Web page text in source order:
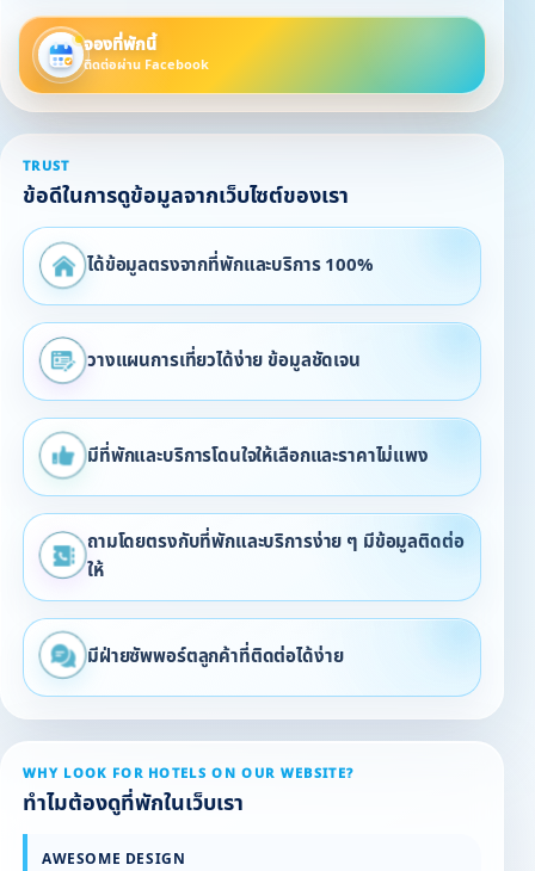
จองที่พักนี้
ติดต่อผ่าน Facebook
TRUST
ข้อดีในการดูข้อมูลจากเว็บไซต์ของเรา
ได้ข้อมูลตรงจากที่พักและบริการ 100%
วางแผนการเที่ยวได้ง่าย ข้อมูลชัดเจน
มีที่พักและบริการโดนใจให้เลือกและราคาไม่แพง
ถามโดยตรงกับที่พักและบริการง่าย ๆ มีข้อมูลติดต่อ
ให้
มีฝ่ายซัพพอร์ตลูกค้าที่ติดต่อได้ง่าย
WHY LOOK FOR HOTELS ON OUR WEBSITE?
ทำไมต้องดูที่พักในเว็บเรา
AWESOME DESIGN